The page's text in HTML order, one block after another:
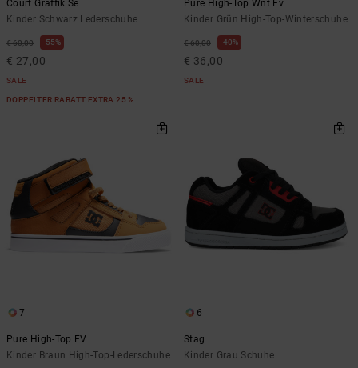
Court Graffik Se
Kinder Schwarz Lederschuhe
€ 60,00 55%
€ 27,00
SALE
DOPPELTER RABATT EXTRA 25 %
Pure High-Top Wnt Ev
Kinder Grün High-Top-Winterschuhe
€ 60,00 40%
€ 36,00
SALE
7
Pure High-Top EV
Kinder Braun High-Top-Lederschuhe
6
Stag
Kinder Grau Schuhe